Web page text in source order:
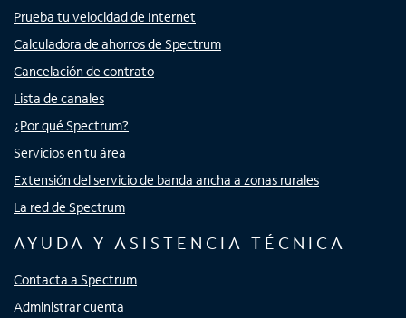
Prueba tu velocidad de Internet
Calculadora de ahorros de Spectrum
Cancelación de contrato
Lista de canales
¿Por qué Spectrum?
Servicios en tu área
Extensión del servicio de banda ancha a zonas rurales
La red de Spectrum
AYUDA Y ASISTENCIA TÉCNICA
Contacta a Spectrum
Administrar cuenta